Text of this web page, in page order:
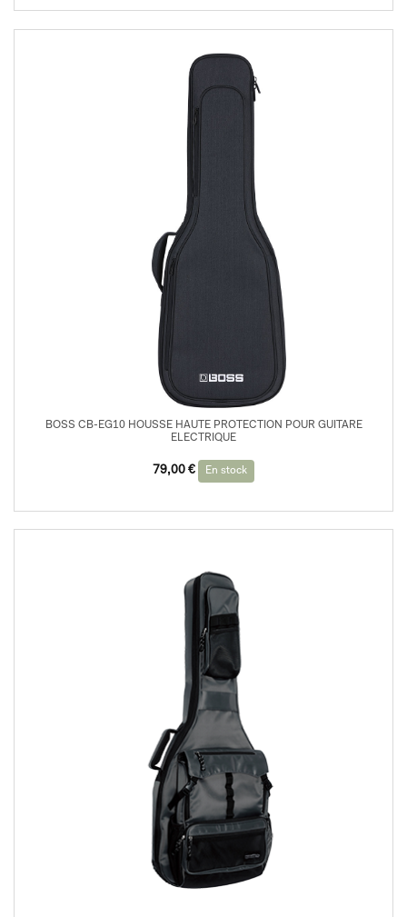
BOSS CB-EG10 HOUSSE HAUTE PROTECTION POUR GUITARE
ELECTRIQUE
79,00 € En stock